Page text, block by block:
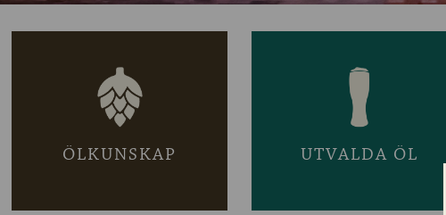
ÖLKUNSKAP UTVALDA ÖL